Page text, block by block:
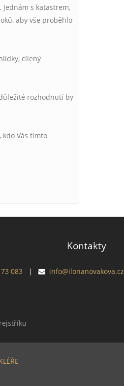
s katastrem,
aby vše proběhlo
cílený
rozhodnutí by
kdo Vás tímto
Kontakty
083 | info@ilonanovakova.cz